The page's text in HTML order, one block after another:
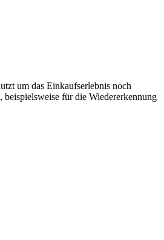
um das Einkaufserlebnis noch
beispielsweise für die Wiedererkennung